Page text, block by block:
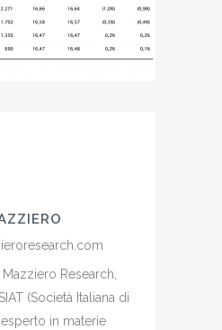
Research,
(Società Italiana di
in materie